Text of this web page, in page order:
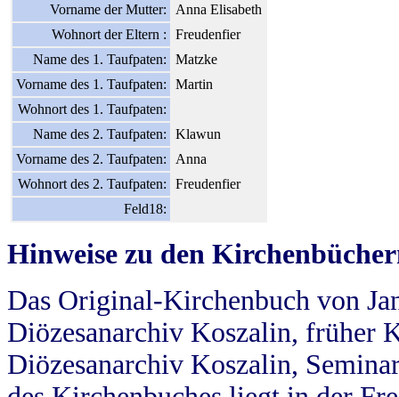
Vorname der Mutter:
Anna Elisabeth
Wohnort der Eltern :
Freudenfier
Name des 1. Taufpaten:
Matzke
Vorname des 1. Taufpaten:
Martin
Wohnort des 1. Taufpaten:
Name des 2. Taufpaten:
Klawun
Vorname des 2. Taufpaten:
Anna
Wohnort des 2. Taufpaten:
Freudenfier
Feld18:
Hinweise zu den
Das Original-Kirchenbuch von
Diözesanarchiv Koszalin, früher
Diözesanarchiv Koszalin,